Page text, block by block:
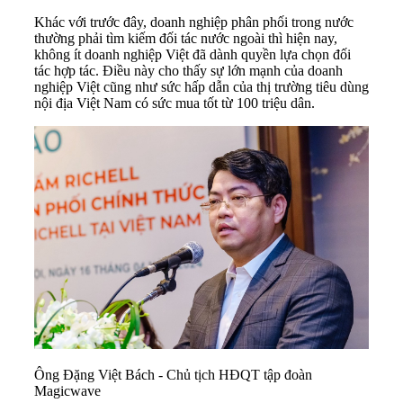
Khác với trước đây, doanh nghiệp phân phối trong nước
thường phải tìm kiếm đối tác nước ngoài thì hiện nay,
không ít doanh nghiệp Việt đã dành quyền lựa chọn đối
tác hợp tác. Điều này cho thấy sự lớn mạnh của doanh
nghiệp Việt cũng như sức hấp dẫn của thị trường tiêu dùng
nội địa Việt Nam có sức mua tốt từ 100 triệu dân.
Ông Đặng Việt Bách - Chủ tịch HĐQT tập đoàn
Magicwave